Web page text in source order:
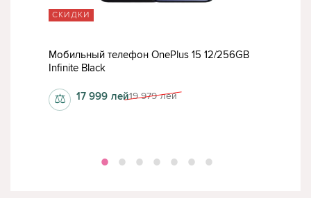
СКИДКИ
Мобильный телефон OnePlus 15 12/256GB
Infinite Black
19 979 лей
17 999 лей
⚖